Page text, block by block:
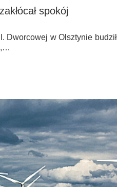
spokój
Dworcowej w Olsztynie budził